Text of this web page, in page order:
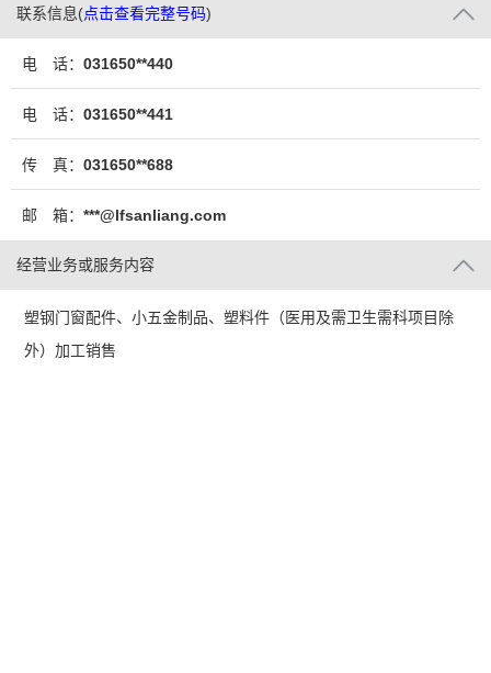
联系信息(点击查看完整号码)
电 话： 031650**440
电 话： 031650**441
传 真： 031650**688
邮 箱： ***@lfsanliang.com
经营业务或服务内容
塑钢门窗配件、小五金制品、塑料件（医用及需卫生需科项目除
外）加工销售